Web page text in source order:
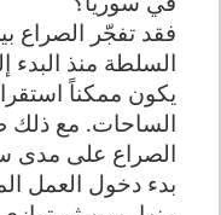
فقد تفجّر الصراع
السلطة منذ البدء
يكون ممكناً
الساحات. مع
الصراع على مدى
بدء دخول العمل